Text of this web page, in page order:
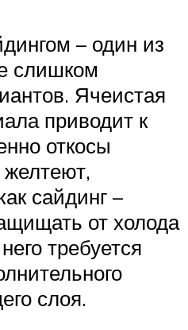
– один из
слишком
Ячеистая
приводит к
откосы
сайдинг –
от холода
требуется
слоя.